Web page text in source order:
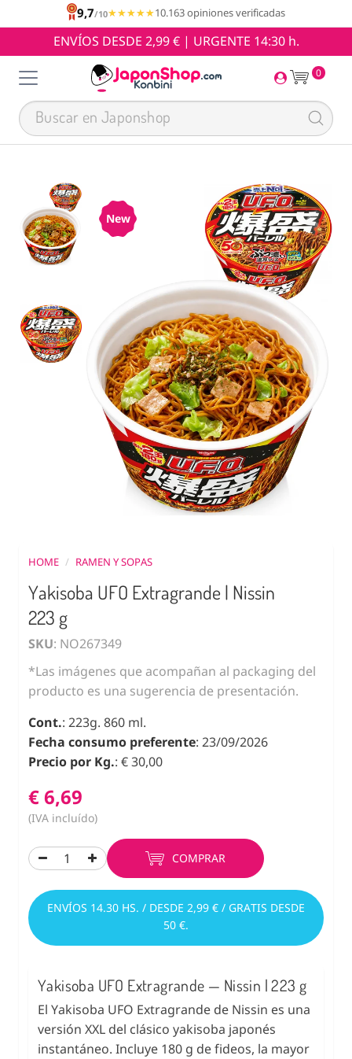
9,7/10★★★★★
★★★★★10.163 opiniones verificadas
ENVÍOS DESDE 2,99 € | URGENTE 14:30 h.
0
New
HOME / RAMEN Y SOPAS
Yakisoba UFO Extragrande | Nissin
223 g
SKU: NO267349
*Las imágenes que acompañan al packaging del
producto es una sugerencia de presentación.
Cont.: 223g. 860 ml.
Fecha consumo preferente: 23/09/2026
Precio por Kg.: € 30,00
€ 6,69
(IVA incluído)
COMPRAR
ENVÍOS 14.30 HS. / DESDE 2,99 € / GRATIS DESDE
50 €.
Yakisoba UFO Extragrande — Nissin | 223 g
El Yakisoba UFO Extragrande de Nissin es una
versión XXL del clásico yakisoba japonés
instantáneo. Incluye 180 g de fideos, la mayor